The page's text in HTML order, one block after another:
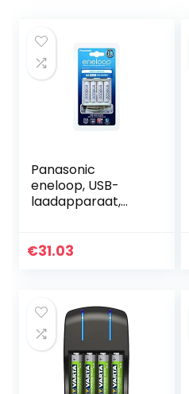
Panasonic
eneloop, USB-
laadapparaat,
met micro USB-
€31.03